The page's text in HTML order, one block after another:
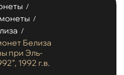
/
/
/
Белиза
при Эль-
1992 г.в.